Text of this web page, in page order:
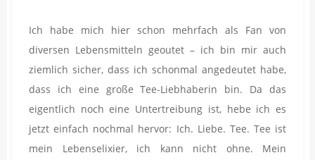
Ich habe mich hier schon mehrfach als Fan von
diversen Lebensmitteln geoutet – ich bin mir auch
ziemlich sicher, dass ich schonmal angedeutet habe,
dass ich eine große Tee-Liebhaberin bin. Da das
eigentlich noch eine Untertreibung ist, hebe ich es
jetzt einfach nochmal hervor: Ich. Liebe. Tee. Tee ist
mein Lebenselixier, ich kann nicht ohne. Mein